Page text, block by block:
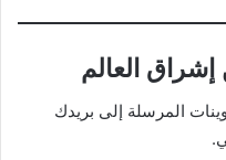
العالم
المرسلة إلى بريدك